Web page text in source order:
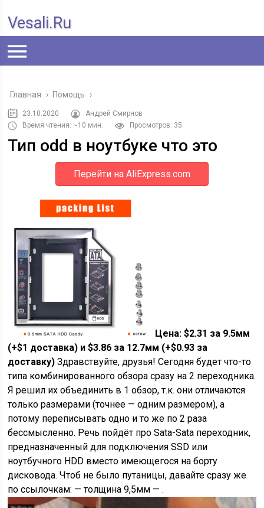
Vesali.ru
Главная › Помощь ›
23.10.2020
Андрей Смирнов
Время чтения: ~10 мин.
Просмотров: 35
Тип odd в ноутбуке что это
Перейти на AliExpress.com
Цена: $2.31 за 9.5мм
(+$1 доставка) и $3.86 за 12.7мм (+$0.93 за
доставку) Здравствуйте, друзья! Сегодня будет что-то
типа комбинированного обзора сразу на 2 переходника.
Я решил их объединить в 1 обзор, т.к. они отличаются
только размерами (точнее — одним размером), а
потому переписывать одно и то же по 2 раза
бессмысленно. Речь пойдёт про Sata-Sata переходник,
предназначенный для подключения SSD или
ноутбучного HDD вместо имеющегося на борту
дисковода. Чтоб не было путаницы, давайте сразу же
по ссылочкам: — толщина 9,5мм — .